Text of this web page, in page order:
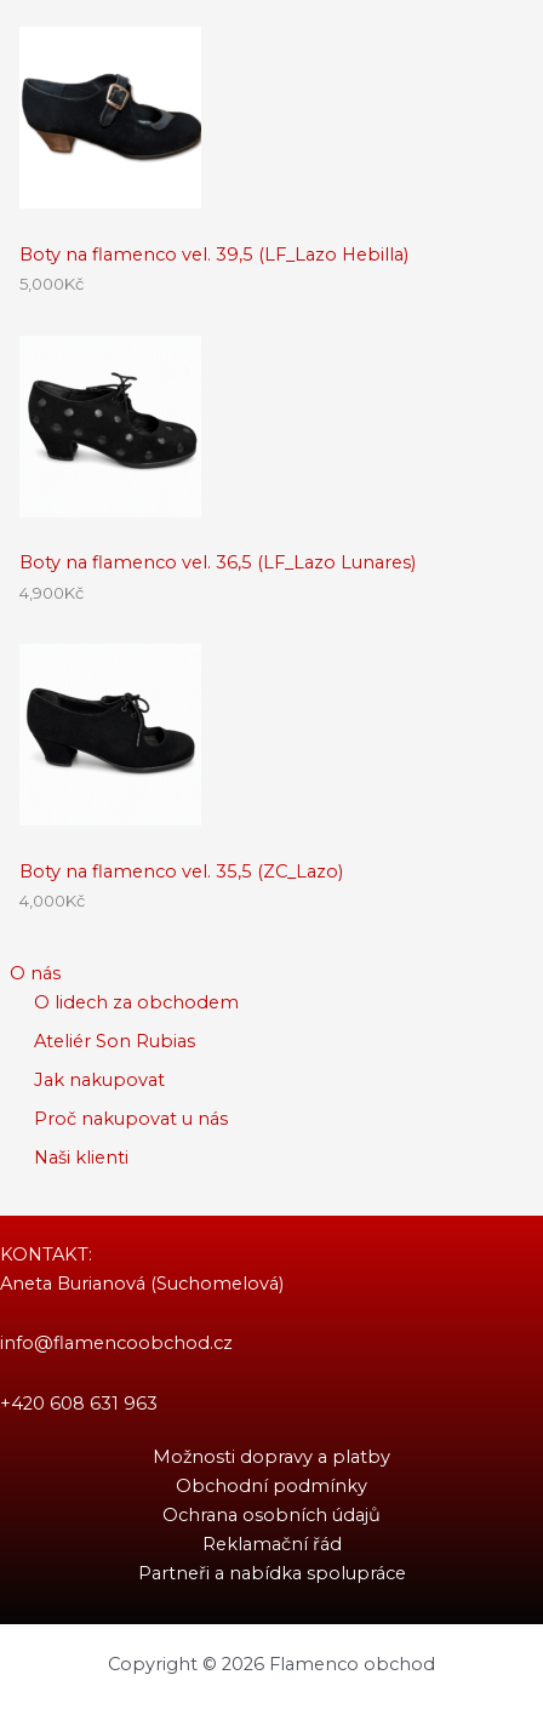
Boty na flamenco vel. 39,5 (LF_Lazo Hebilla)
5,000Kč
Boty na flamenco vel. 36,5 (LF_Lazo Lunares)
4,900Kč
Boty na flamenco vel. 35,5 (ZC_Lazo)
4,000Kč
O nás
O lidech za obchodem
Ateliér Son Rubias
Jak nakupovat
Proč nakupovat u nás
Naši klienti
KONTAKT:
Aneta Burianová (Suchomelová)
info@flamencoobchod.cz
+420 608 631 963
Možnosti dopravy a platby
Obchodní podmínky
Ochrana osobních údajů
Reklamační řád
Partneři a nabídka spolupráce
Copyright © 2026 Flamenco obchod